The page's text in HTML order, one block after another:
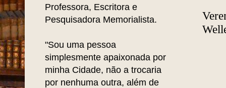
Professora, Escritora e
Pesquisadora Memorialista.
"Sou uma pessoa
simplesmente apaixonada por
minha Cidade, não a trocaria
por nenhuma outra, além de